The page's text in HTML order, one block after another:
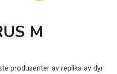
M
produsenter av replika av dyr